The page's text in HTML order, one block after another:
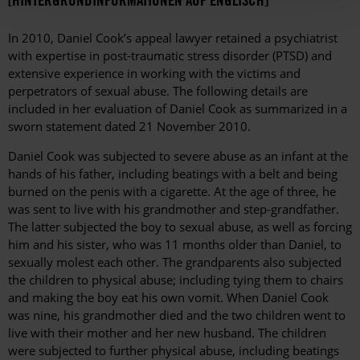
In 2010, Daniel Cook’s appeal lawyer retained a psychiatrist
with expertise in post-traumatic stress disorder (PTSD) and
extensive experience in working with the victims and
perpetrators of sexual abuse. The following details are
included in her evaluation of Daniel Cook as summarized in a
sworn statement dated 21 November 2010.
Daniel Cook was subjected to severe abuse as an infant at the
hands of his father, including beatings with a belt and being
burned on the penis with a cigarette. At the age of three, he
was sent to live with his grandmother and step-grandfather.
The latter subjected the boy to sexual abuse, as well as forcing
him and his sister, who was 11 months older than Daniel, to
sexually molest each other. The grandparents also subjected
the children to physical abuse; including tying them to chairs
and making the boy eat his own vomit. When Daniel Cook
was nine, his grandmother died and the two children went to
live with their mother and her new husband. The children
were subjected to further physical abuse, including beatings